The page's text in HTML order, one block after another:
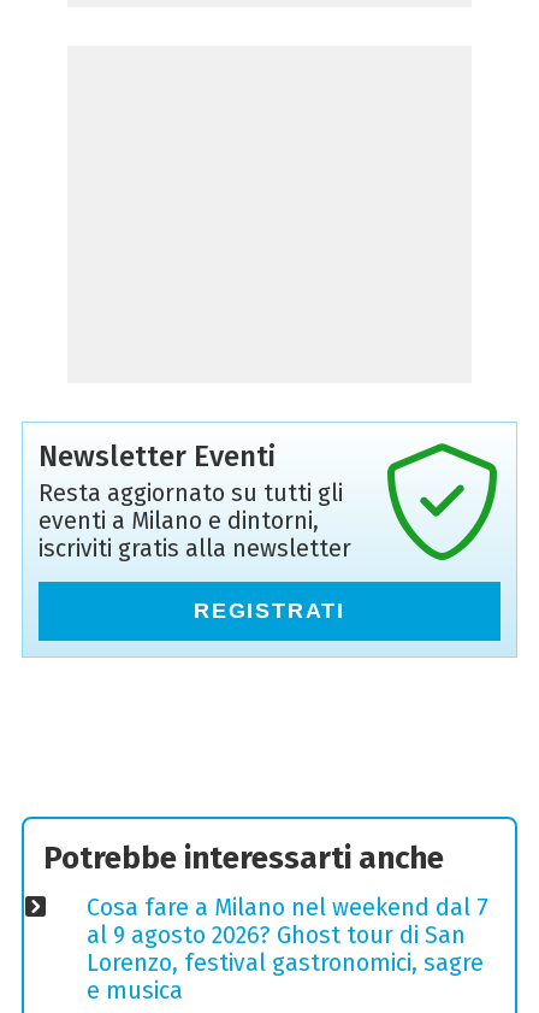
Newsletter Eventi
Resta aggiornato su tutti gli
eventi a Milano e dintorni,
iscriviti gratis alla newsletter
REGISTRATI
Potrebbe interessarti anche
Cosa fare a Milano nel weekend dal 7
al 9 agosto 2026? Ghost tour di San
Lorenzo, festival gastronomici, sagre
e musica